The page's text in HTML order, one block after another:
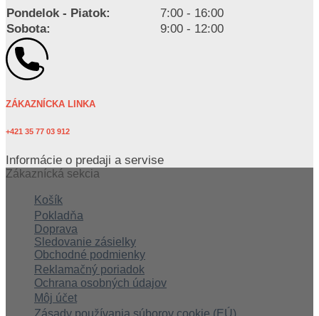
Pondelok - Piatok:
7:00 - 16:00
Sobota:
9:00 - 12:00
ZÁKAZNÍCKA LINKA
+421 35 77 03 912
Informácie o predaji a servise
Zákaznícká sekcia
Košík
Pokladňa
Doprava
Sledovanie zásielky
Obchodné podmienky
Reklamačný poriadok
Ochrana osobných údajov
Môj účet